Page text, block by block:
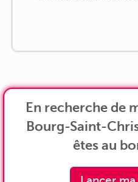
En recherche de
Bourg-Saint-
êtes au